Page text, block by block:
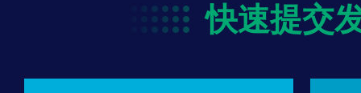
快速提交